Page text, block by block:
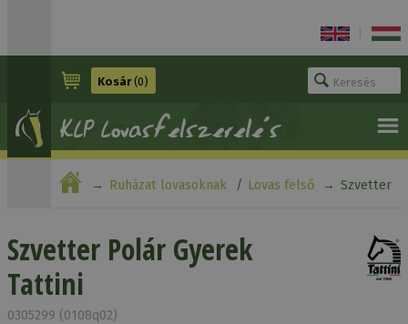
Kosár(0)
Ruházat lovasoknak Lovas felső Szvetter
Szvetter Polár Gyerek
Tattini
0305299 (0108q02)